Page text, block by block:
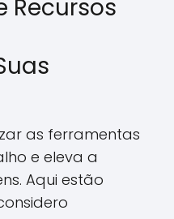
Recursos
as ferramentas
e eleva a
Aqui estão